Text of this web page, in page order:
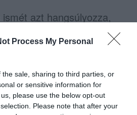
Process My Personal
sale, sharing to third parties, or
or sensitive information for
please use the below opt-out
Please note that after your
azt hangsúlyozza,
pártok egyesülete úgy
lenne, holott annak a
közlemény célja a politikai
–